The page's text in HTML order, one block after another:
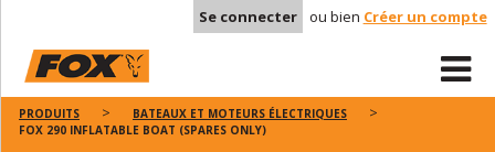
Se connecter ou bien Créer un compte
PRODUITS
BATEAUX ET MOTEURS ÉLECTRIQUES
FOX 290 INFLATABLE BOAT (SPARES ONLY)